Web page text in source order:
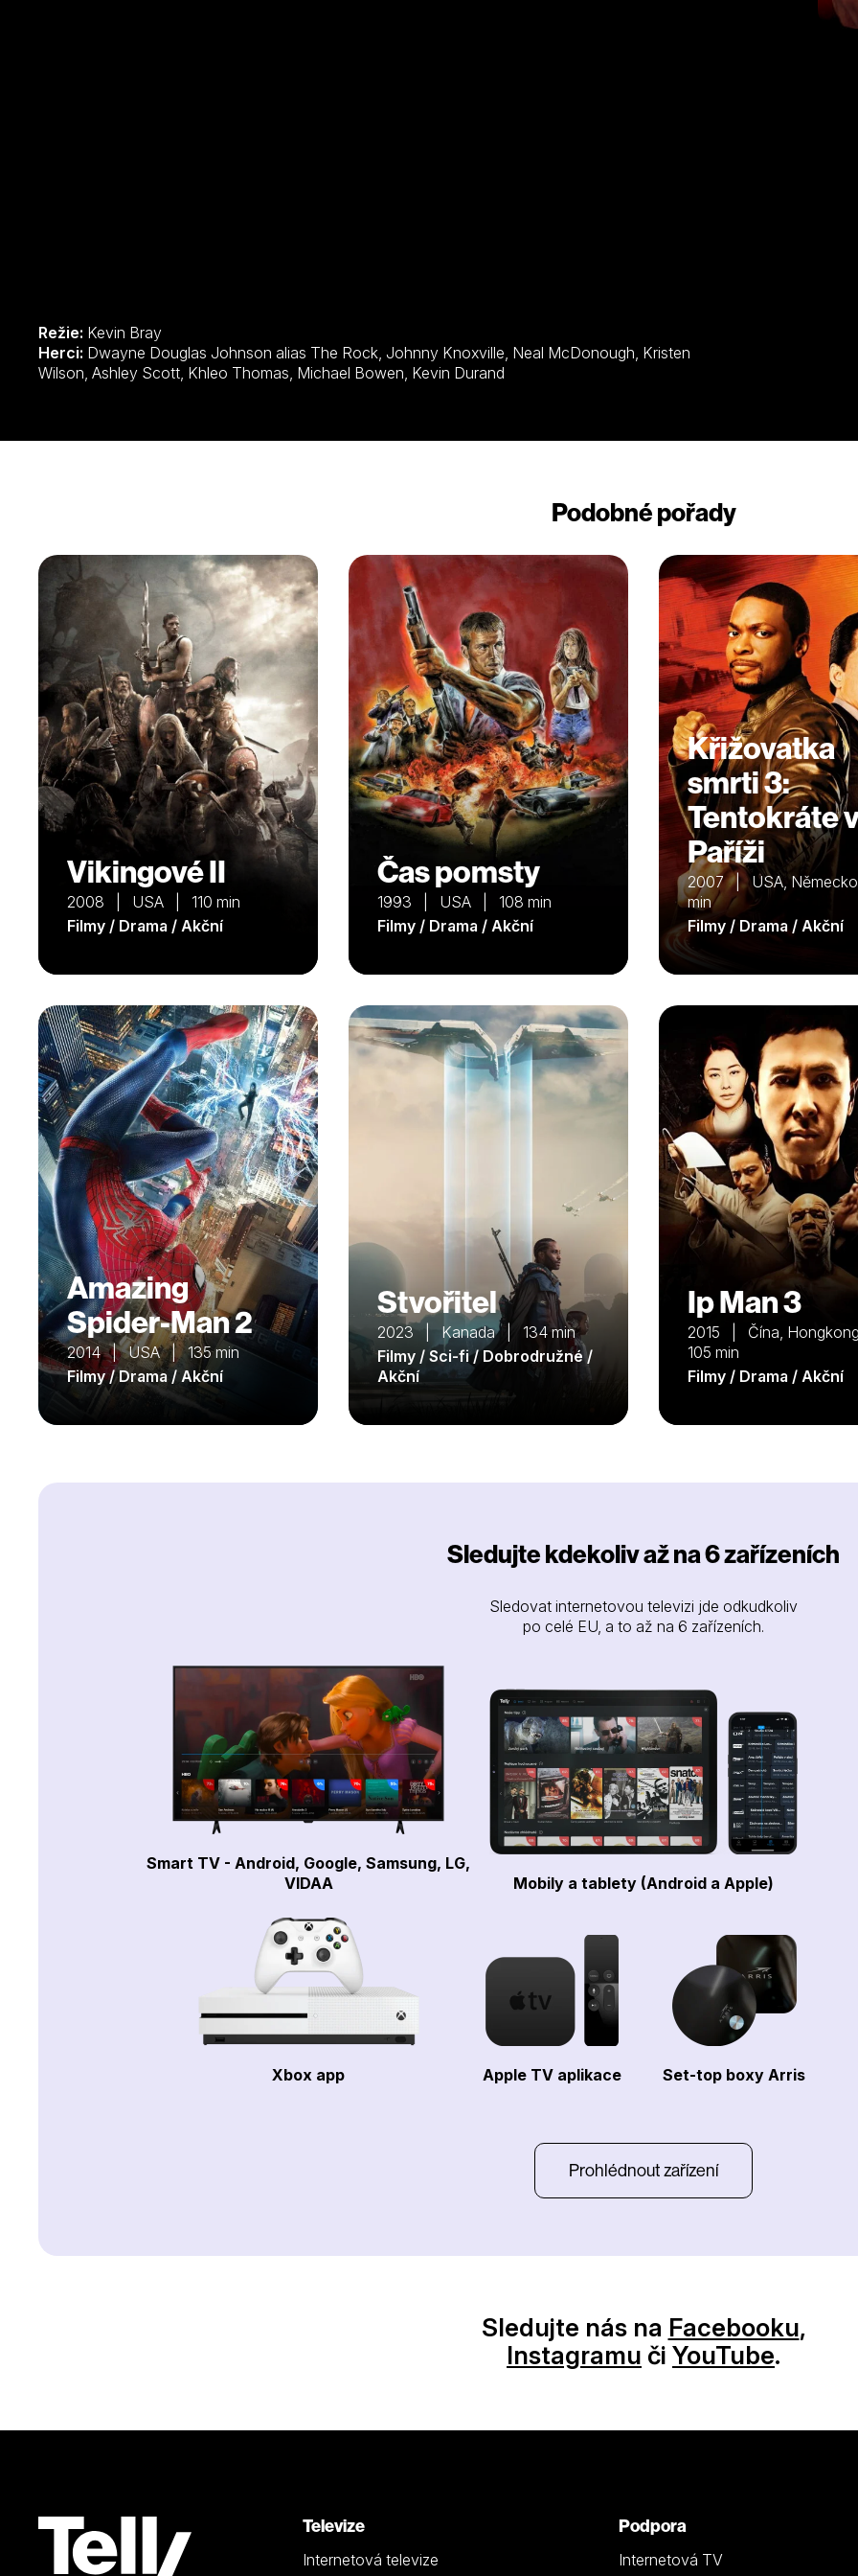
Režie: Kevin Bray
Herci:
Wilson, Ashley Scott, Khleo Thomas, Michael Bowen, Kevin Durand
Podobné pořady
Vikingové II
2008 | USA | 110 min
Filmy / Drama / Akční
Čas pomsty
1993 | USA | 108 min
Filmy / Drama / Akční
Křižovatka
smrti 3:
Tentokráte
Paříži
2007 | USA,
min
Filmy / Drama / Akční
Amazing
Spider-Man 2
2014 | USA | 135 min
Filmy / Drama / Akční
Stvořitel
2023 | Kanada | 134 min
Filmy / Sci-fi / Dobrodružné /
Akční
Ip Man 3
2015 | Čína,
105 min
Filmy / Drama / Akční
Sledujte kdekoliv až na 6 zařízeních
Sledovat internetovou televizi jde odkudkoliv
po celé EU, a to až na 6 zařízeních.
Smart TV - Android, Google, Samsung, LG,
VIDAA
Mobily a tablety (Android a Apple)
Xbox app Apple TV aplikace Set-top boxy Arris
Prohlédnout zařízení
Sledujte nás na Facebooku,
Instagramu či YouTube.
Televize
Internetová televize
Podpora
Internetová TV